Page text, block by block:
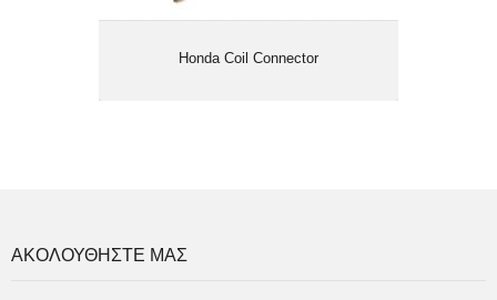
Honda Coil Connector
ΑΚΟΛΟΥΘΗΣΤΕ ΜΑΣ